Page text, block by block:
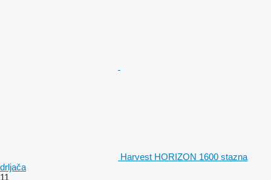
Harvest HORIZON 1600 stazna
drljača
11